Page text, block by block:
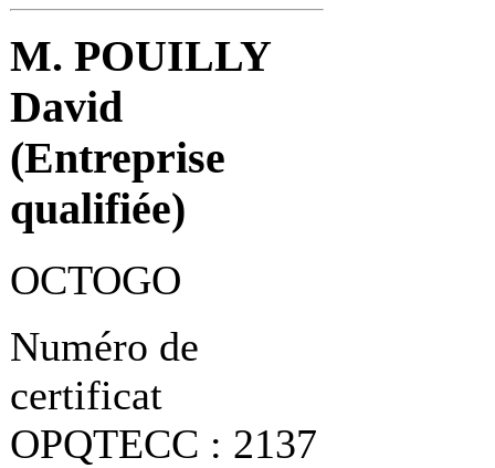
M. POUILLY
David
(Entreprise
qualifiée)
OCTOGO
Numéro de
certificat
OPQTECC : 2137